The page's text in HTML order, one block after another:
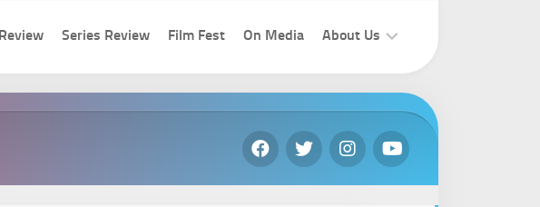
Series Review Film Fest On Media About Us
How
To
Join
Contact